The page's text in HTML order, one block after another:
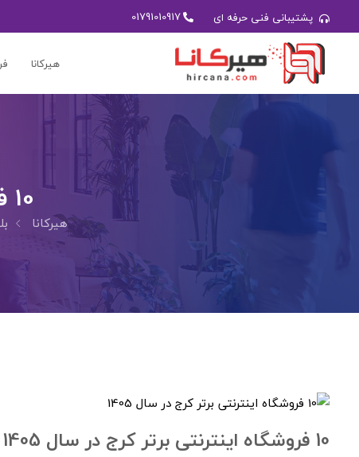
پشتیبانی فنی حرفه ای 01791010917
هیرکانا
10 فروشگاه اینترنتی برتر کرج در سال 1405
هیرکانا
10 فروشگاه اینترنتی برتر کرج در سال 1405